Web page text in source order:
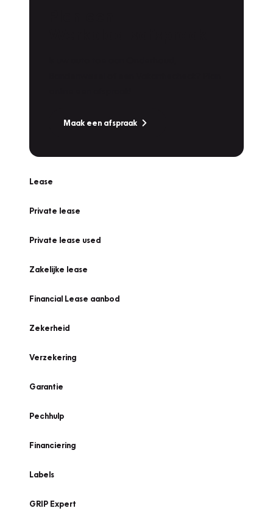
Maak een afspraak
Lease
Private lease
Private lease used
Zakelijke lease
Financial Lease aanbod
Zekerheid
Verzekering
Garantie
Pechhulp
Financiering
Labels
GRIP Expert